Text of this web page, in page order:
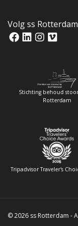
Volg ss
Stichting behoud
Rotterdam
Tripadvisor Traveler's
© 2026 ss Rotterdam -